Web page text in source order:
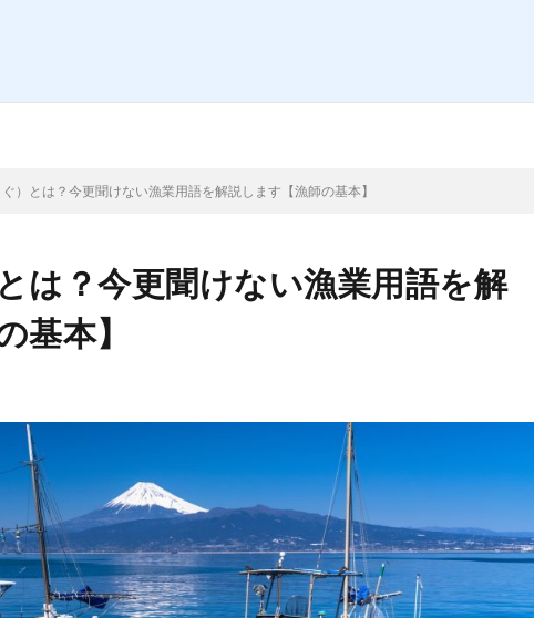
）とは？今更聞けない漁業用語を解説します【漁師の基本】
は？今更聞けない漁業用語を解
基本】